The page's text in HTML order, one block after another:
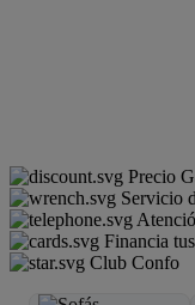
Precio
Servicio
Financia
Club Confo